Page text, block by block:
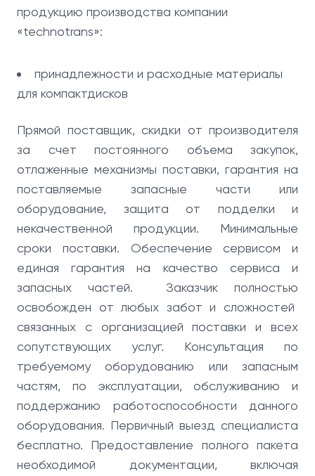
продукцию производства компании
«technotrans»:
принадлежности и расходные материалы
для компактдисков
Прямой поставщик, скидки от производителя
за счет постоянного объема закупок,
отлаженные механизмы поставки, гарантия на
поставляемые запасные части или
оборудование, защита от подделки и
некачественной продукции. Минимальные
сроки поставки. Обеспечение сервисом и
единая гарантия на качество сервиса и
запасных частей. Заказчик полностью
освобожден от любых забот и сложностей
связанных с организацией поставки и всех
сопутствующих услуг. Консультация по
требуемому оборудованию или запасным
частям, по эксплуатации, обслуживанию и
поддержанию работоспособности данного
оборудования. Первичный выезд специалиста
бесплатно. Предоставление полного пакета
необходимой документации, включая